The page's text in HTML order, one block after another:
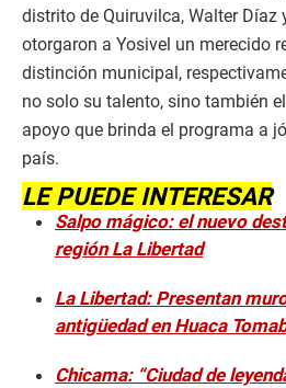
distrito de Quiruvilca, Walter Díaz
otorgaron a Yosivel un merecido
distinción municipal,
no solo su talento, sino también
apoyo que brinda el programa a
país.
LE PUEDE INTERESAR
Salpo mágico: el nuevo
región La Libertad
La Libertad: Presentan
antigüedad en Huaca
Chicama: “Ciudad de